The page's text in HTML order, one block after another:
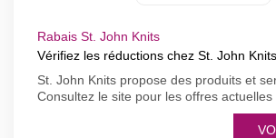
Rabais St. John Knits
Vérifiez les réductions chez St. John Knits
St. John Knits propose des produits et
Consultez le site pour les offres actuelles